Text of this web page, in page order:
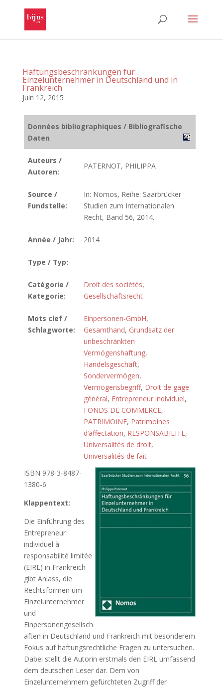
Haftungsbeschränkungen für
Einzelunternehmer in Deutschland und in
Frankreich
Juin 12, 2015
Données bibliographiques / Bibliografische
Daten
Auteurs /
Autoren:
PATERNOT, PHILIPPA
Source /
Fundstelle:
In: Nomos, Reihe: Saarbrücker
Studien zum Internationalen
Recht, Band 56, 2014.
Année / Jahr: 2014
Type / Typ:
Catégorie /
Kategorie:
Droit des sociétés,
Gesellschaftsrecht
Mots clef /
Schlagworte:
Einpersonen-GmbH,
Gesamthand, Grundsatz der
unbeschränkten
Vermögenshaftung,
Handelsgeschäft,
Sondervermögen,
Vermögensbegriff, Droit de gage
général, Entrepreneur individuel,
FONDS DE COMMERCE,
PATRIMOINE, Patrimoines
d’affectation, RESPONSABILITE,
Universalités de droit,
Universalités de fait
ISBN 978-3-8487-
1380-6
Klappentext:
Die Einführung des
Entrepreneur
individuel à
responsabilité limitée
(EIRL) in Frankreich
gibt Anlass, die
Rechtsformen um
Einzelunternehmer
und
Einpersonengesellsch
aften in Deutschland und Frankreich mit besonderem
Fokus auf haftungsrechtliche Fragen zu untersuchen.
Dabei stellt die Autorin erstmals den EIRL umfassend
dem deutschen Leser dar. Dem von
Einzelunternehmern gefürchteten Zugriff der